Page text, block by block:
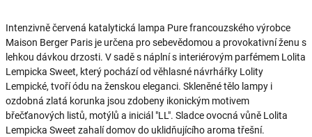
Intenzivně červená katalytická lampa Pure francouzského výrobce
Maison Berger Paris je určena pro sebevědomou a provokativní ženu s
lehkou dávkou drzosti. V sadě s náplní s interiérovým parfémem Lolita
Lempicka Sweet, který pochází od věhlasné návrhářky Lolity
Lempické, tvoří ódu na ženskou eleganci. Skleněné tělo lampy i
ozdobná zlatá korunka jsou zdobeny ikonickým motivem
břečťanových listů, motýlů a iniciál "LL". Sladce ovocná vůně Lolita
Lempicka Sweet zahalí domov do uklidňujícího aroma třešní.